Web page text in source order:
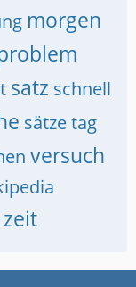
morgen
satz schnell
sätzetag
versuch
zeit